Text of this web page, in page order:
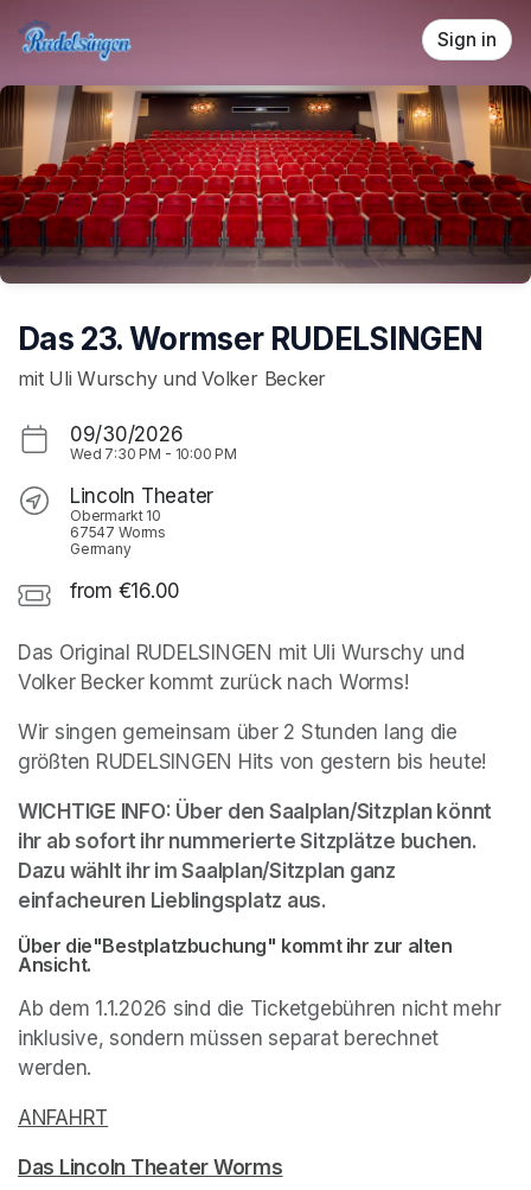
Skip header
Sign in
Das 23. Wormser RUDELSINGEN
mit Uli Wurschy und Volker Becker
09/30/2026
Wed 7:30 PM - 10:00 PM
Lincoln Theater
Obermarkt 10
67547 Worms
Germany
from €16.00
Das Original RUDELSINGEN mit Uli Wurschy und
Volker Becker kommt zurück nach Worms!
Wir singen gemeinsam über 2 Stunden lang die
größten RUDELSINGEN Hits von gestern bis heute!
WICHTIGE INFO: Über den Saalplan/Sitzplan könnt
ihr ab sofort ihr nummerierte Sitzplätze buchen.
Dazu wählt ihr im Saalplan/Sitzplan ganz
einfacheuren Lieblingsplatz aus.
Über die"Bestplatzbuchung" kommt ihr zur alten
Ansicht.
Ab dem 1.1.2026 sind die Ticketgebühren nicht mehr
inklusive, sondern müssen separat berechnet
werden.
ANFAHRT
Das Lincoln Theater Worms